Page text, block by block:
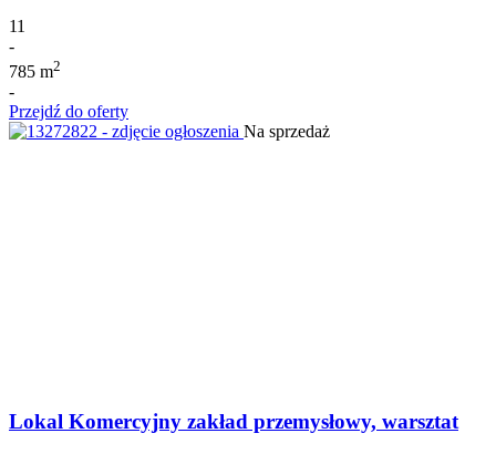
11
-
785 m2
-
Przejdź do oferty
Na sprzedaż
Lokal Komercyjny zakład przemysłowy, warsztat